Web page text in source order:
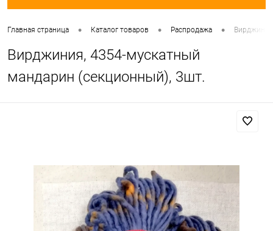
Главная страница • Каталог товаров • Распродажа •
Вирджиния, 4354-мускатный
мандарин (секционный), 3шт.